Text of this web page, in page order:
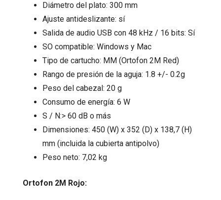
Diámetro del plato: 300 mm
Ajuste antideslizante: sí
Salida de audio USB con 48 kHz / 16 bits: Sí
SO compatible: Windows y Mac
Tipo de cartucho: MM (Ortofon 2M Red)
Rango de presión de la aguja: 1.8 +/- 0.2g
Peso del cabezal: 20 g
Consumo de energía: 6 W
S / N:> 60 dB o más
Dimensiones: 450 (W) x 352 (D) x 138,7 (H)
mm (incluida la cubierta antipolvo)
Peso neto: 7,02 kg
Ortofon 2M Rojo: